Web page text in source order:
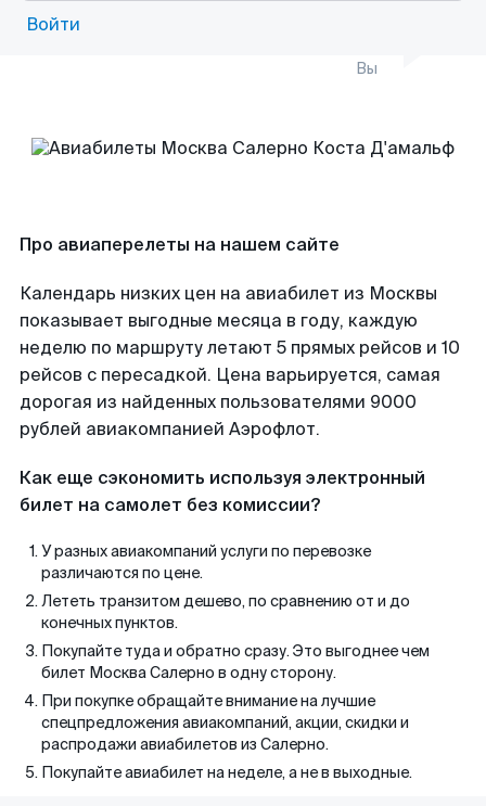
Войти
Вы
Про авиаперелеты на нашем сайте
Календарь низких цен на авиабилет из Москвы
показывает выгодные месяца в году, каждую
неделю по маршруту летают 5 прямых рейсов и 10
рейсов с пересадкой. Цена варьируется, самая
дорогая из найденных пользователями 9000
рублей авиакомпанией Аэрофлот.
Как еще сэкономить используя электронный
билет на самолет без комиссии?
У разных авиакомпаний услуги по перевозке
различаются по цене.
Лететь транзитом дешево, по сравнению от и до
конечных пунктов.
Покупайте туда и обратно сразу. Это выгоднее чем
билет Москва Салерно в одну сторону.
При покупке обращайте внимание на лучшие
спецпредложения авиакомпаний, акции, скидки и
распродажи авиабилетов из Салерно.
Покупайте авиабилет на неделе, а не в выходные.